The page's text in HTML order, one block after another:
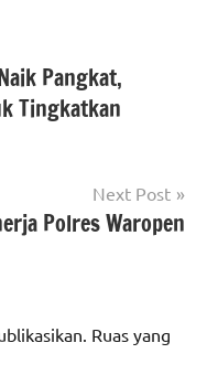
Pangkat,
Tingkatkan
Next Post
Polres Waropen
Ruas yang